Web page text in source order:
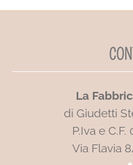
La
di Giudetti
P.Iva e C.F.
Via Flavia